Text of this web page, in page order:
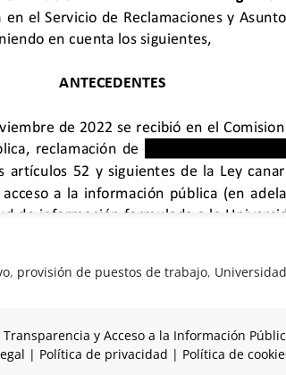
, provisión de puestos de trabajo,
y Acceso a la Información
| Política de privacidad | Política de